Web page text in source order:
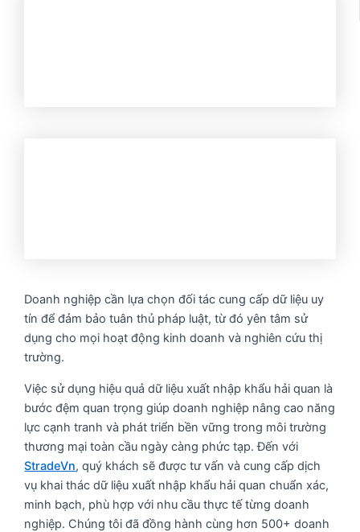
Doanh nghiệp cần lựa chọn đối tác cung cấp dữ liệu uy
tín để đảm bảo tuân thủ pháp luật, từ đó yên tâm sử
dụng cho mọi hoạt động kinh doanh và nghiên cứu thị
trường.
Việc sử dụng hiệu quả dữ liệu xuất nhập khẩu hải quan là
bước đệm quan trọng giúp doanh nghiệp nâng cao năng
lực cạnh tranh và phát triển bền vững trong môi trường
thương mại toàn cầu ngày càng phức tạp. Đến với
StradeVn, quý khách sẽ được tư vấn và cung cấp dịch
vụ khai thác dữ liệu xuất nhập khẩu hải quan chuẩn xác,
minh bạch, phù hợp với nhu cầu thực tế từng doanh
nghiệp. Chúng tôi đã đồng hành cùng hơn 500+ doanh